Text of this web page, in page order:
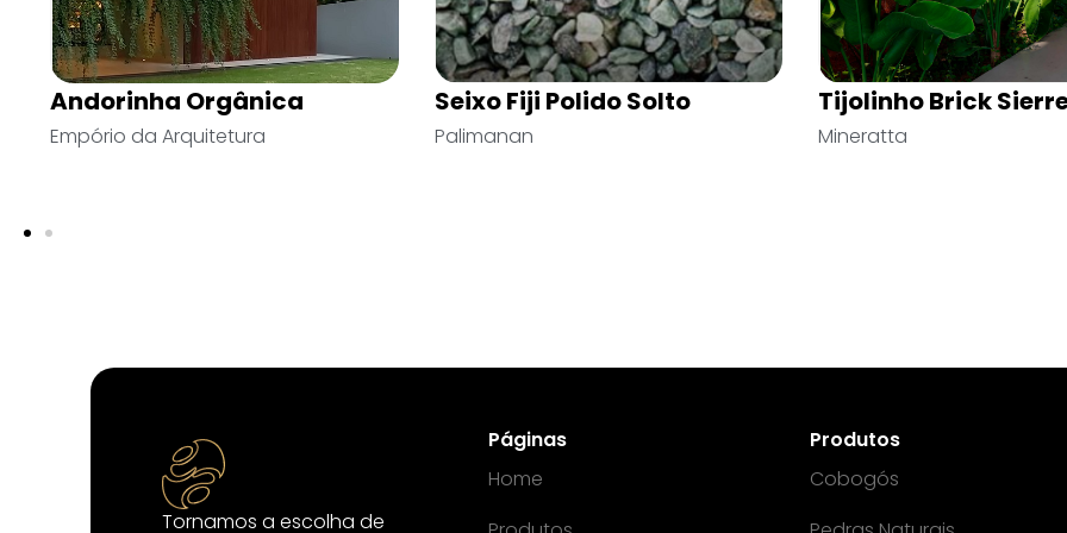
Stone
Mentha
Andorinha Serrada 11,5×23
Empório da Arquitetura
Trama
Cerâmica Martins
Tornamos a escolha de
Páginas
Home
Produtos
Cobogós